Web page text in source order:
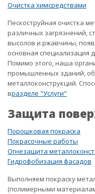
Очистка химсредствами
Пескоструйная очистка
различных загрязнений,
высолов и ржавчины,
основная специализация
Помимо этого, наша
промышленных зданий,
металлоконструкций.
вразделе "Услуги"
Защита
Порошковая покраска
Покрасочные работы
Огнезащита
Гидрофобизация фасадов
Выполняем покраску
(полимерными